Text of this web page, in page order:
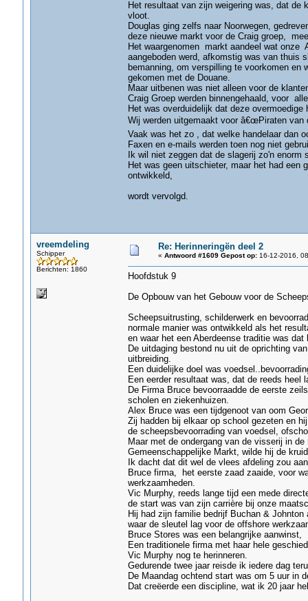
Het resultaat van zijn weigering was, dat de
vloot.
Douglas ging zelfs naar Noorwegen,
deze nieuwe markt voor de Craig groep,
Het waargenomen markt aandeel wat onze
aangeboden werd, afkomstig was van thuis
bemanning, om verspilling te voorkomen
gekomen met de Douane.
Maar uitbenen was niet alleen voor de
Craig Groep werden binnengehaald, voor
Het was overduidelijk dat deze
Wij werden uitgemaakt voor â€œPiraten van
Vaak was het zo , dat welke handelaar dan
Faxen en e-mails werden toen nog niet
Ik wil niet zeggen dat de slagerij zo'n
Het was geen uitschieter, maar het had een
ontwikkeld,
wordt vervolgd.
vreemdeling
Schipper
Berichten: 1860
Re: Herinneringën deel 2
« Antwoord #1609 Gepost op:16-12-2016,
Hoofdstuk 9
De Opbouw van het Gebouw voor de
Scheepsuitrusting, schilderwerk en
normale manier was ontwikkeld als het
en waar het een Aberdeense traditie was
De uitdaging bestond nu uit de oprichting
uitbreiding.
Een duidelijke doel was
Een eerder resultaat was, dat de reeds
De Firma Bruce bevoorraadde de eerste
scholen en ziekenhuizen.
Alex Bruce was een tijdgenoot van oom
Zij hadden bij elkaar op school gezeten en
de scheepsbevoorrading van voedsel,
Maar met de ondergang van de visserij in
Gemeenschappelijke Markt, wilde hij de
Ik dacht dat dit wel de vlees afdeling zou
Bruce firma, het eerste zaad zaaide, voor
werkzaamheden.
Vic Murphy, reeds lange tijd een mede
de start was van zijn carrière bij onze
Hij had zijn familie bedrijf Buchan &
waar de sleutel lag voor de offshore
Bruce Stores was een belangrijke aanwinst,
Een traditionele firma met haar hele
Vic Murphy nog te herinneren.
Gedurende twee jaar reisde ik iedere dag
De Maandag ochtend start was om 5 uur in
Dat creëerde een discipline, wat ik 20 jaar